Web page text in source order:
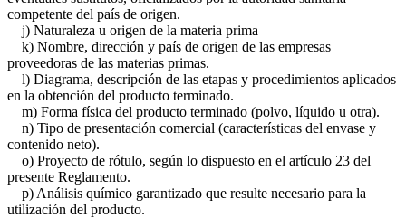
competente del país de origen.
j) Naturaleza u origen de la materia prima
k) Nombre, dirección y país de origen de las empresas
proveedoras de las materias primas.
l) Diagrama, descripción de las etapas y procedimientos aplicados
en la obtención del producto terminado.
m) Forma física del producto terminado (polvo, líquido u otra).
n) Tipo de presentación comercial (características del envase y
contenido neto).
o) Proyecto de rótulo, según lo dispuesto en el artículo 23 del
presente Reglamento.
p) Análisis químico garantizado que resulte necesario para la
utilización del producto.